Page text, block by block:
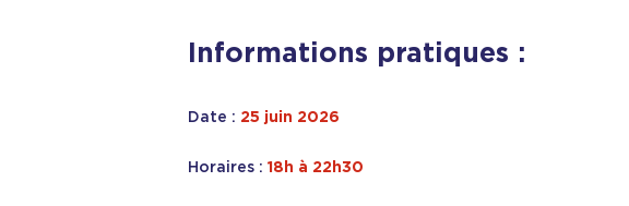
Informations pratiques :
Date : 25 juin 2026
Horaires : 18h à 22h30